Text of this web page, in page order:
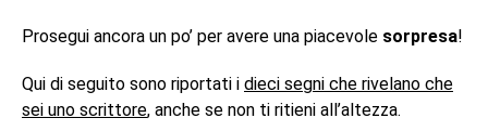
Prosegui ancora un po’ per avere una piacevole sorpresa!
Qui di seguito sono riportati i dieci segni che rivelano che
sei uno scrittore, anche se non ti ritieni all’altezza.